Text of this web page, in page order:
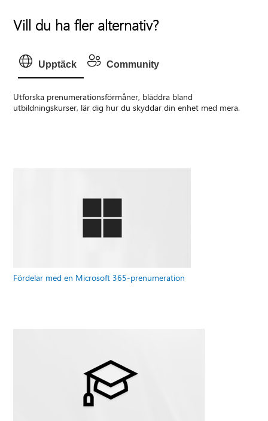
Vill du ha fler alternativ?
Upptäck Community
Utforska prenumerationsförmåner, bläddra bland
utbildningskurser, lär dig hur du skyddar din enhet med mera.
Fördelar med en Microsoft 365-prenumeration